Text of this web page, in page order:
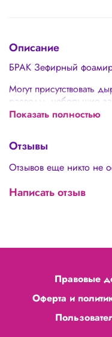
Описание
БРАК Зефирный
Могут присутствовать
разводы, небольшие
Показать полностью
Отзывы
Отзывов еще никто не
Написать отзыв
Правовые
Оферта и